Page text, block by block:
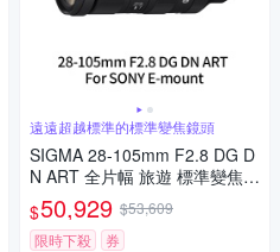
遠遠超越標準的標準變焦鏡頭
SIGMA 28-105mm F2.8 DG D
N ART 全片幅 旅遊 標準變焦鏡
頭 For SONY E-mount (公司
貨)
$50,929 $53,609
限時下殺
券